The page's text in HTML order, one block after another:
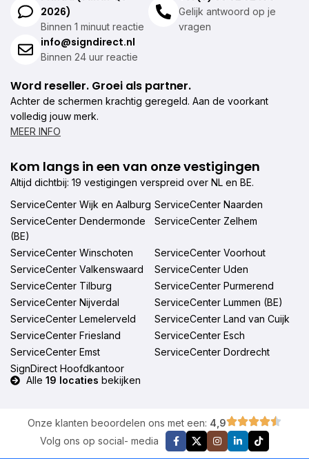
2026)
Binnen 1 minuut reactie
Gelijk antwoord op je
vragen
info@signdirect.nl
Binnen 24 uur reactie
Word reseller. Groei als partner.
Achter de schermen krachtig geregeld. Aan de voorkant
volledig jouw merk.
MEER INFO
Kom langs in een van onze vestigingen
Altijd dichtbij: 19 vestigingen verspreid over NL en BE.
ServiceCenter Wijk en Aalburg ServiceCenter Naarden
ServiceCenter Dendermonde
(BE)
ServiceCenter Zelhem
ServiceCenter Winschoten
ServiceCenter Voorhout
ServiceCenter Valkenswaard
ServiceCenter Uden
ServiceCenter Tilburg
ServiceCenter Purmerend
ServiceCenter Nijverdal
ServiceCenter Lummen (BE)
ServiceCenter Lemelerveld
ServiceCenter Land van Cuijk
ServiceCenter Friesland
ServiceCenter Esch
ServiceCenter Emst
ServiceCenter Dordrecht
SignDirect Hoofdkantoor
Alle 19 locaties bekijken
Onze klanten beoordelen ons met een: 4,9
Volg ons op social- media